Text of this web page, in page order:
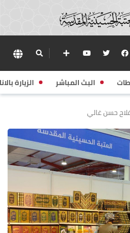
البث المباشر الزيارة
حسن غالي